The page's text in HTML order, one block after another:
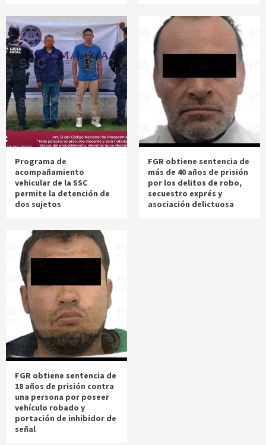
Programa de
acompañamiento
vehicular de la SSC
permite la detención de
dos sujetos
FGR obtiene sentencia de
más de 40 años de prisión
por los delitos de robo,
secuestro exprés y
asociación delictuosa
FGR obtiene sentencia de
18 años de prisión contra
una persona por poseer
vehículo robado y
portación de inhibidor de
señal